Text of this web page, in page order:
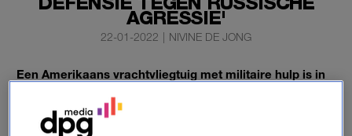
AGRESSIE'
22-01-2022 | NIVINE DE JONG
Een Amerikaans vrachtvliegtuig met militaire hulp is in
van Kiev.